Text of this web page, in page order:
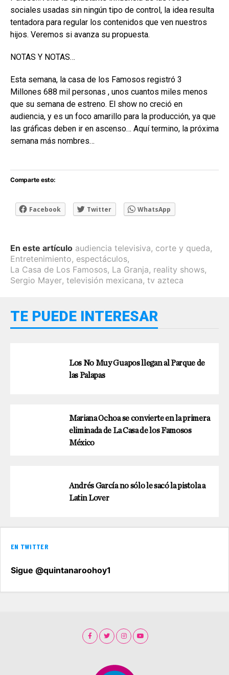
sociales usadas sin ningún tipo de control, la idea resulta
tentadora para regular los contenidos que ven nuestros
hijos. Veremos si avanza su propuesta.
NOTAS Y NOTAS…
Esta semana, la casa de los Famosos registró 3
Millones 688 mil personas , unos cuantos miles menos
que su semana de estreno. El show no creció en
audiencia, y es un foco amarillo para la producción, ya que
las gráficas deben ir en ascenso… Aquí termino, la próxima
semana más nombres…
Comparte esto:
Facebook Twitter WhatsApp
En este artículo audiencia televisiva, corte y queda,
Entretenimiento, espectáculos,
La Casa de Los Famosos, La Granja, reality shows,
Sergio Mayer, televisión mexicana, tv azteca
TE PUEDE INTERESAR
Los No Muy Guapos llegan al Parque de
las Palapas
Mariana Ochoa se convierte en la primera
eliminada de La Casa de los Famosos
México
Andrés García no sólo le sacó la pistola a
Latin Lover
EN TWITTER
Sigue @quintanaroohoy1